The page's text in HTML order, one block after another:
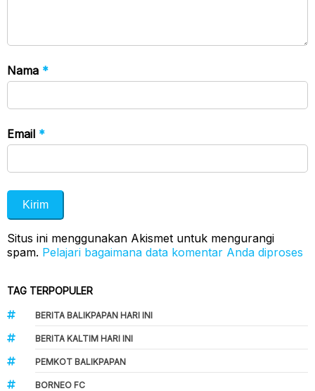
Nama *
Email *
Situs ini menggunakan Akismet untuk mengurangi
spam. Pelajari bagaimana data komentar Anda diproses
TAG TERPOPULER
BERITA BALIKPAPAN HARI INI
BERITA KALTIM HARI INI
PEMKOT BALIKPAPAN
BORNEO FC